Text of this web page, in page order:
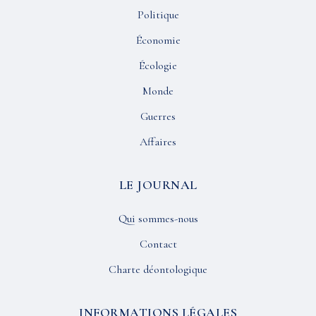
Politique
Économie
Écologie
Monde
Guerres
Affaires
LE JOURNAL
Qui sommes-nous
Contact
Charte déontologique
INFORMATIONS LÉGALES